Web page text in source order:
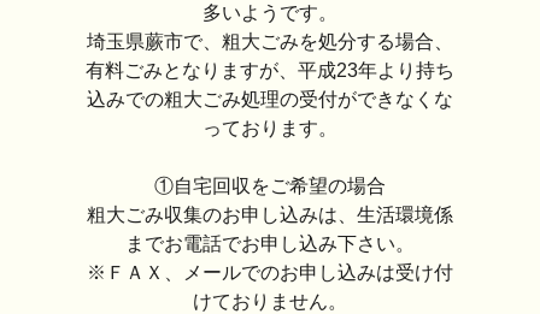
多いようです。
埼玉県蕨市で、粗大ごみを処分する場合、
有料ごみとなりますが、平成23年より持ち
込みでの粗大ごみ処理の受付ができなくな
っております。
①自宅回収をご希望の場合
粗大ごみ収集のお申し込みは、生活環境係
までお電話でお申し込み下さい。
※ＦＡＸ、メールでのお申し込みは受け付
けておりません。